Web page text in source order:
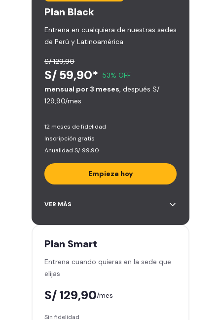
Plan Black
Entrena en cualquiera de nuestras sedes
de Perú y Latinoamérica
S/ 129,90
S/ 59,90* 53% OFF
mensual por 3 meses , después S/
129,90/mes
12 meses de fidelidad
Inscripción gratis
Anualidad S/ 99,90
Empieza hoy
Entrena en todos los gimnasios de
(+2.000)
de peso libre e integrado -
Máquinas, pesas, discos y barras
Clases grupales con profesores -
Smart Fit App - Tu plan de
VER MÁS
Plan Smart
Entrena cuando quieras en la sede que
elijas
S/ 129,90/mes
Sin fidelidad